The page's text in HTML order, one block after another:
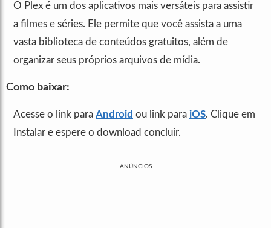
O Plex é um dos aplicativos mais versáteis para assistir
a filmes e séries. Ele permite que você assista a uma
vasta biblioteca de conteúdos gratuitos, além de
organizar seus próprios arquivos de mídia.
Como baixar:
Acesse o link para Android ou link para iOS. Clique em
Instalar e espere o download concluir.
ANÚNCIOS